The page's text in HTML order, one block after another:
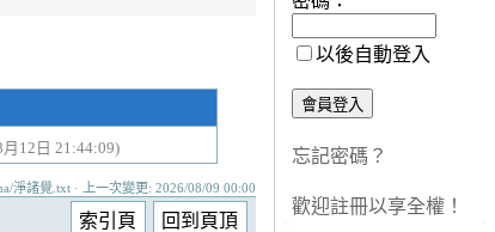
月12日 21:44:09)
淨諸覺.txt · 上一次變更: 2026/08/09 00:00
以後自動登入
忘記密碼？
歡迎註冊以享全權！